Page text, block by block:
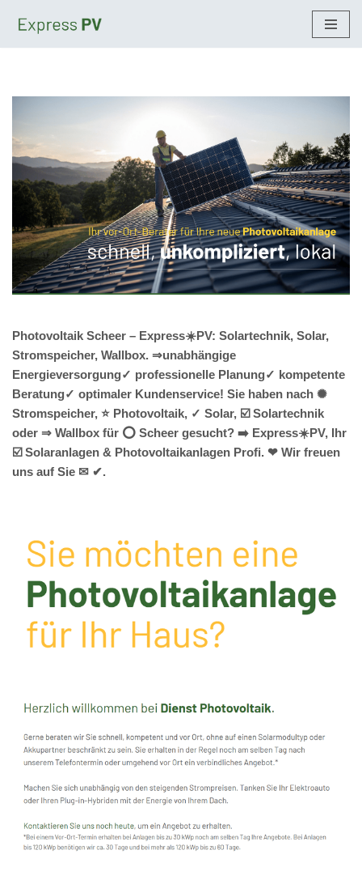
Photovoltaik Scheer – Express☀️PV️: Solartechnik, Solar,
Stromspeicher, Wallbox. ⇒unabhängige
Energieversorgung✓ professionelle Planung✓ kompetente
Beratung✓ optimaler Kundenservice! Sie haben nach ✺
Stromspeicher, ⭐ Photovoltaik, ✓ Solar, ☑️ Solartechnik
oder ⇒ Wallbox für ⭕ Scheer gesucht? ➡️ Express☀️PV️, Ihr
☑️ Solaranlagen & Photovoltaikanlagen Profi. ❤ Wir freuen
uns auf Sie ✉ ✔.